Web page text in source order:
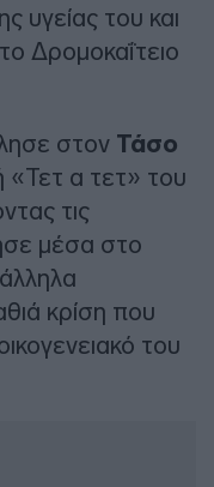
υγείας του και
Δρομοκαΐτειο
στον Τάσο
«Τετ α τετ» του
τις
μέσα στο
κρίση που
του